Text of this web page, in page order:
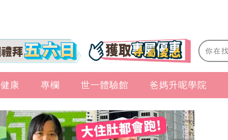
健康 專欄 世一體驗館 爸媽升呢學院